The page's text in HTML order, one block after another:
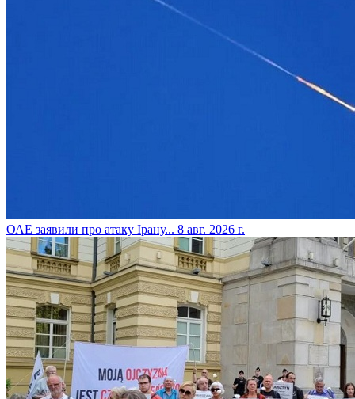
​ОАЕ заявили про атаку Ірану... 8 авг. 2026 г.